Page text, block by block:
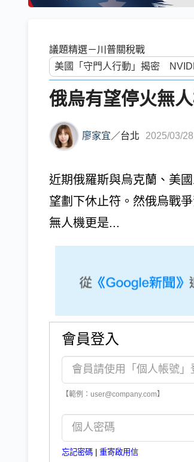
議題精選－川普關稅戰
俄烏有望停火無
廖家宜 ／台北 2025/03/28
近期俄羅斯與烏克蘭、美
望劃下休止符。然俄烏戰
無人機更是...
會員登入
【範例：user@company.com】
忘記密碼 | 重寄啟用信